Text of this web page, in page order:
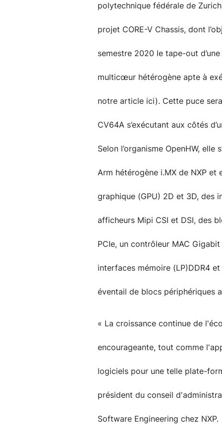
polytechnique fédérale de
projet CORE-V Chassis, dont
semestre 2020 le tape-out
multicœur hétérogène apte à
notre article ici). Cette puce
CV64A s’exécutant aux côtés
Selon l’organisme OpenHW,
Arm hétérogène i.MX de NXP et
graphique (GPU) 2D et 3D, des
afficheurs Mipi CSI et DSI, des
PCIe, un contrôleur MAC
interfaces mémoire (LP)DDR4
éventail de blocs périphériques
« La croissance continue de
encourageante, tout comme
logiciels pour une telle plate-
président du conseil
Software Engineering chez NXP.